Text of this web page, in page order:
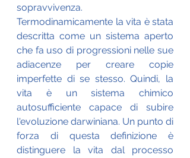
sopravvivenza.
Termodinamicamente la vita è stata
descritta come un sistema aperto
che fa uso di progressioni nelle sue
adiacenze per creare copie
imperfette di se stesso. Quindi, la
vita è un sistema chimico
autosufficiente capace di subire
l'evoluzione darwiniana. Un punto di
forza di questa definizione è
distinguere la vita dal processo